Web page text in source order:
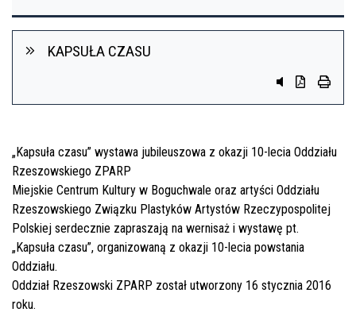
KAPSUŁA CZASU
Przycisk
Przycisk do
„Kapsuła czasu” wystawa jubileuszowa z okazji 10-lecia Oddziału
Rzeszowskiego ZPARP
Miejskie Centrum Kultury w Boguchwale oraz artyści Oddziału
Rzeszowskiego Związku Plastyków Artystów Rzeczypospolitej
Polskiej serdecznie zapraszają na wernisaż i wystawę pt.
„Kapsuła czasu”, organizowaną z okazji 10-lecia powstania
Oddziału.
Oddział Rzeszowski ZPARP został utworzony 16 stycznia 2016
roku.